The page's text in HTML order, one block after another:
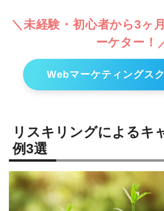
＼未経験・初心者から3ヶ
ーケター！
Webマーケティングス
リスキリングによるキ
例3選